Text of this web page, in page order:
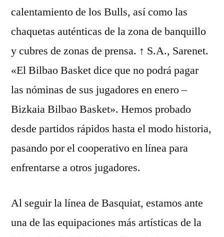
calentamiento de los Bulls, así como las
chaquetas auténticas de la zona de banquillo
y cubres de zonas de prensa. ↑ S.A., Sarenet.
«El Bilbao Basket dice que no podrá pagar
las nóminas de sus jugadores en enero –
Bizkaia Bilbao Basket». Hemos probado
desde partidos rápidos hasta el modo historia,
pasando por el cooperativo en línea para
enfrentarse a otros jugadores.
Al seguir la línea de Basquiat, estamos ante
una de las equipaciones más artísticas de la